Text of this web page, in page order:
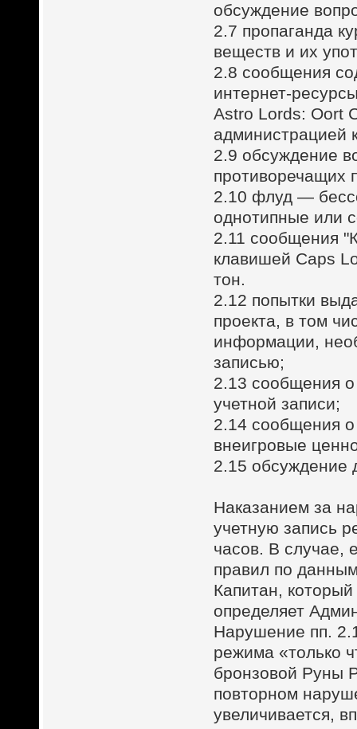
обсуждение
2.7 пропаганда
веществ и их
2.8 сообщения
интернет-
Astro Lords: Oort
администрацией
2.9 обсуждение
противоречащих
2.10 флуд —
однотипные или
2.11 сообщения
клавишей Caps
тон.
2.12 попытки
проекта, в том
информации,
записью;
2.13 сообщения о
учетной записи;
2.14 сообщения о
внеигровые
2.15 обсуждение
Наказанием за
учетную запись
часов. В случае,
правил по
Капитан,
определяет
Нарушение пп.
режима «только
бронзовой Руны
повторном
увеличивается,